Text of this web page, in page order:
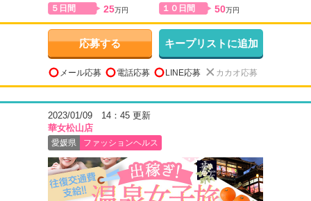
５日間 25万円 １０日間 50万円
応募する キープリストに追加
メール応募 電話応募 LINE応募 カカオ応募
2023/01/09 14：45 更新
華女松山店
愛媛県 ファッションヘルス